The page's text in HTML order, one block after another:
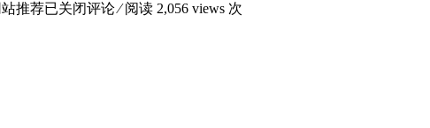
推荐已关闭评论⁄ 阅读 2,056 views 次